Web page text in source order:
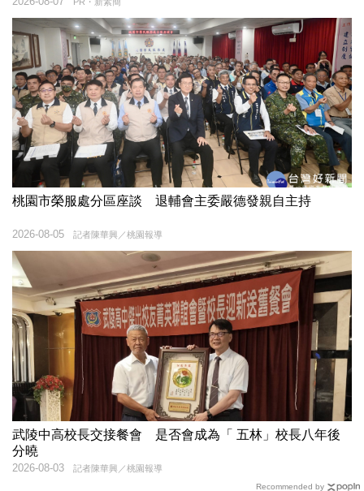
桃園市榮服處分區座談 退輔會主委嚴德發親自主持
記者陳華興／桃園報導
2026-08-05
武陵中高校長交接餐會 是否會成為「 五林」校長八年後
分曉
記者陳華興／桃園報導
2026-08-03
Recommended by